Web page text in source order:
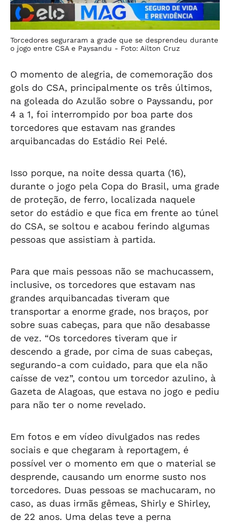
Torcedores seguraram a grade que se desprendeu durante
o jogo entre CSA e Paysandu - Foto: Ailton Cruz
O momento de alegria, de comemoração dos
gols do CSA, principalmente os três últimos,
na goleada do Azulão sobre o Payssandu, por
4 a 1, foi interrompido por boa parte dos
torcedores que estavam nas grandes
arquibancadas do Estádio Rei Pelé.
Isso porque, na noite dessa quarta (16),
durante o jogo pela Copa do Brasil, uma grade
de proteção, de ferro, localizada naquele
setor do estádio e que fica em frente ao túnel
do CSA, se soltou e acabou ferindo algumas
pessoas que assistiam à partida.
Para que mais pessoas não se machucassem,
inclusive, os torcedores que estavam nas
grandes arquibancadas tiveram que
transportar a enorme grade, nos braços, por
sobre suas cabeças, para que não desabasse
de vez. “Os torcedores tiveram que ir
descendo a grade, por cima de suas cabeças,
segurando-a com cuidado, para que ela não
caísse de vez”, contou um torcedor azulino, à
Gazeta de Alagoas, que estava no jogo e pediu
para não ter o nome revelado.
Em fotos e em vídeo divulgados nas redes
sociais e que chegaram à reportagem, é
possível ver o momento em que o material se
desprende, causando um enorme susto nos
torcedores. Duas pessoas se machucaram, no
caso, as duas irmãs gêmeas, Shirly e Shirley,
de 22 anos. Uma delas teve a perna